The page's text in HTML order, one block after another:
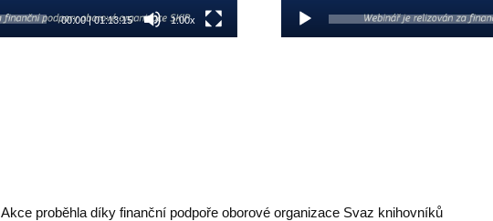
00:00|01:13:15 1.00x
Akce proběhla díky finanční podpoře oborové organizace Svaz knihovníků